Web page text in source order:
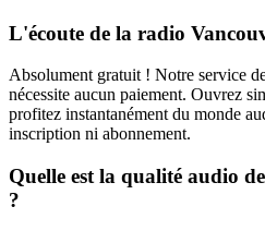
L'écoute de la radio
Absolument gratuit ! Notre service
nécessite aucun paiement. Ouvrez
profitez instantanément du monde
inscription ni abonnement.
Quelle est la qualité audio
?